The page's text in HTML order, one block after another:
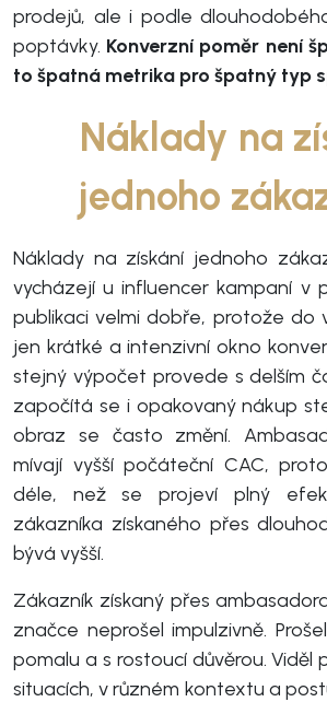
prodejů, ale i podle
poptávky. Konverzní poměr není
to špatná metrika pro špatný typ
Náklady na
jednoho
Náklady na získání jednoho
vycházejí u influencer kampaní v
publikaci velmi dobře, protože do
jen krátké a intenzivní okno
stejný výpočet provede s delším
započítá se i opakovaný nákup
obraz se často změní.
mívají vyšší počáteční CAC,
déle, než se projeví plný
zákazníka získaného přes
bývá vyšší.
Zákazník získaný přes
značce neprošel impulzivně.
pomalu a s rostoucí důvěrou. Viděl
situacích, v různém kontextu a